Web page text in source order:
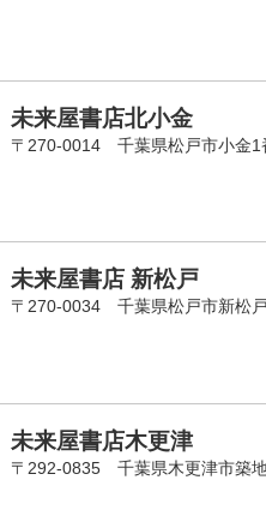
未来屋書店北小金
〒270-0014 千葉県松戸市小金1
未来屋書店 新松戸
〒270-0034 千葉県松戸市新松
未来屋書店木更津
〒292-0835 千葉県木更津市築